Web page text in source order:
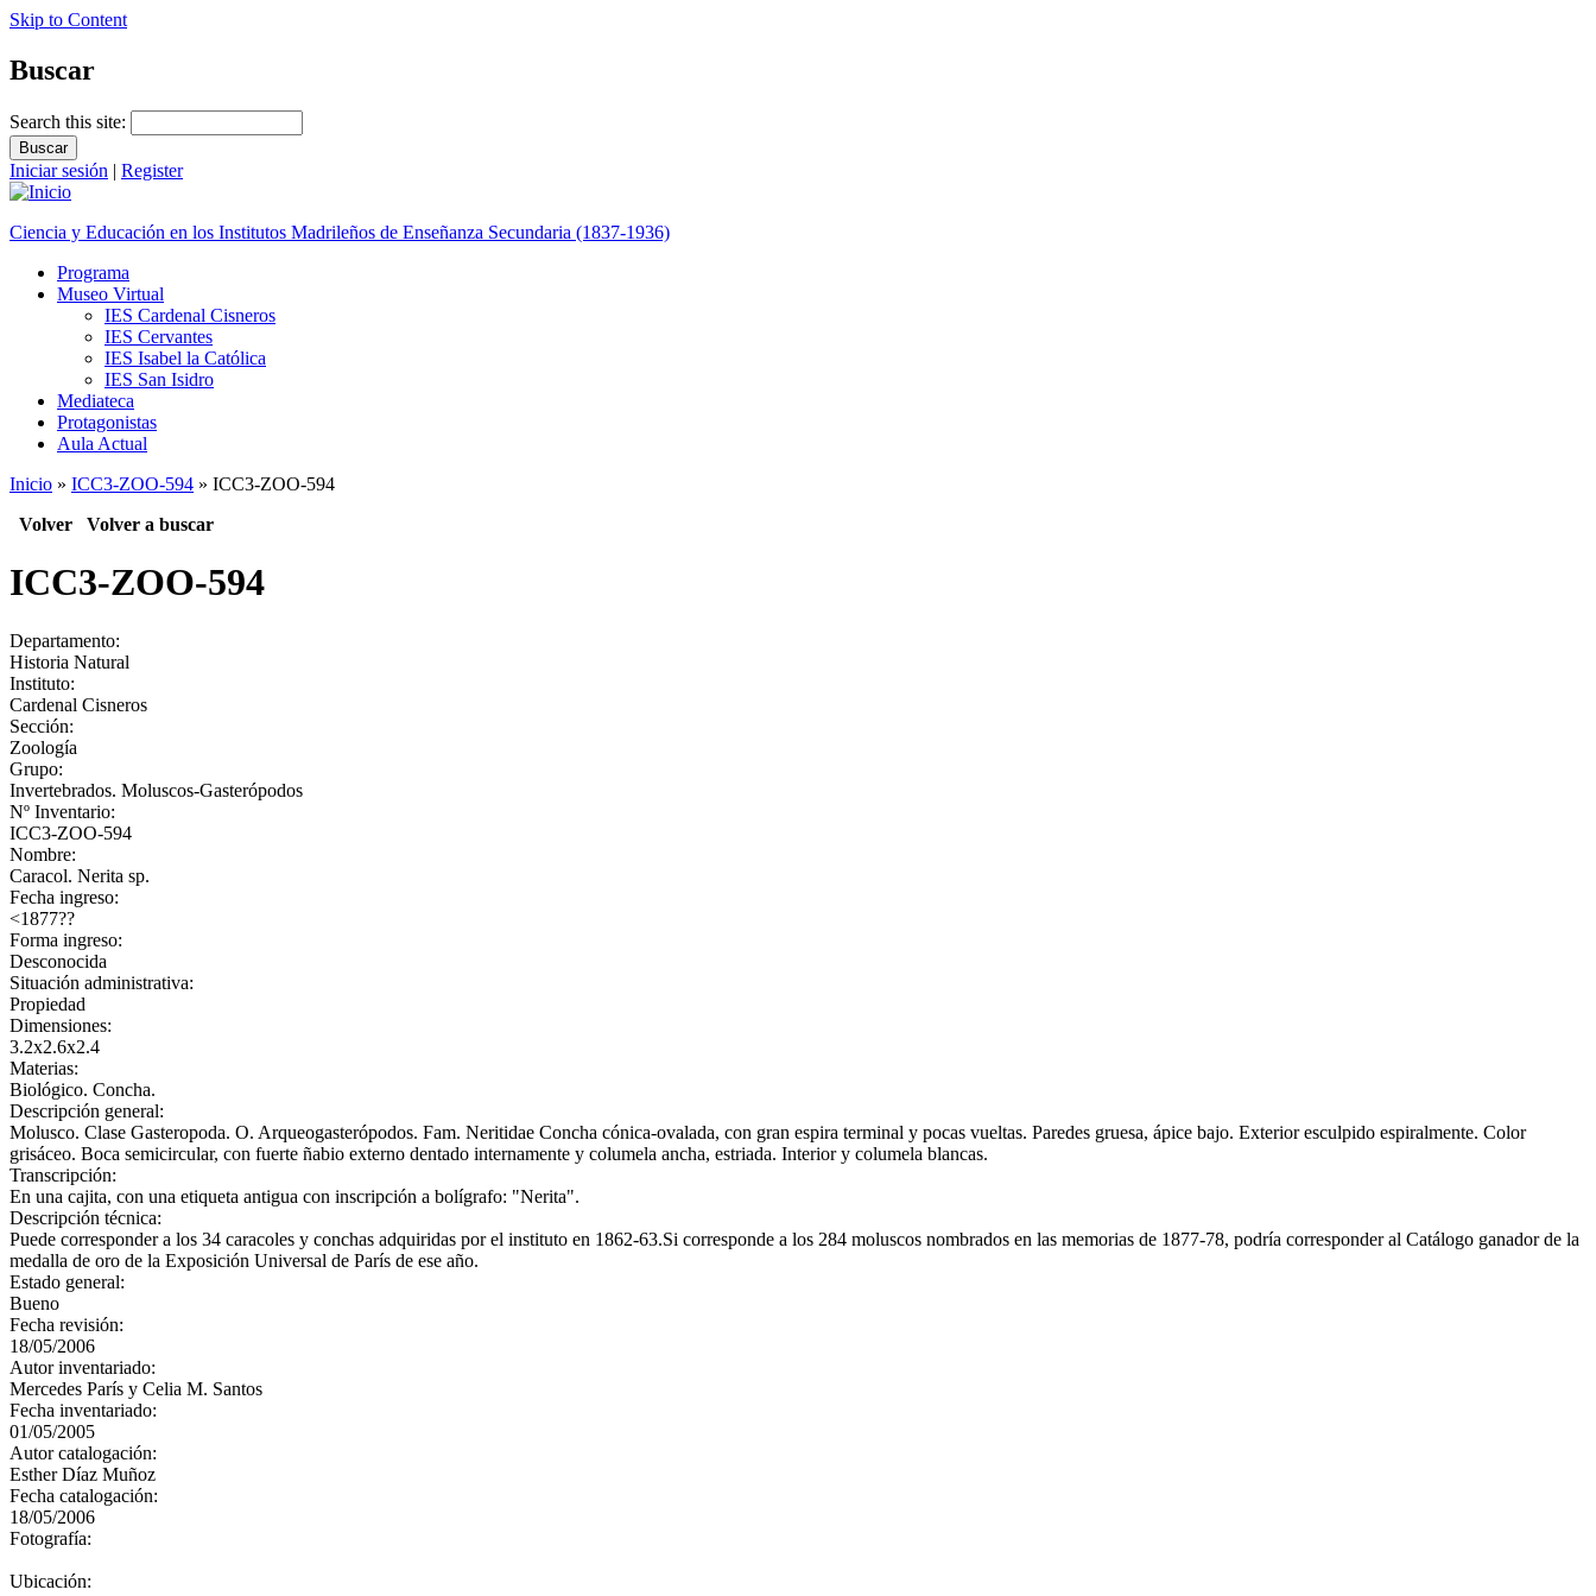
Skip to Content
Buscar
Search this site:
Iniciar sesión | Register
Ciencia y Educación en los Institutos Madrileños de Enseñanza Secundaria (1837-1936)
Programa
Museo Virtual
IES Cardenal Cisneros
IES Cervantes
IES Isabel la Católica
IES San Isidro
Mediateca
Protagonistas
Aula Actual
Inicio » ICC3-ZOO-594 » ICC3-ZOO-594
Volver Volver a buscar
ICC3-ZOO-594
Departamento:
Historia Natural
Instituto:
Cardenal Cisneros
Sección:
Zoología
Grupo:
Invertebrados. Moluscos-Gasterópodos
Nº Inventario:
ICC3-ZOO-594
Nombre:
Caracol. Nerita sp.
Fecha ingreso:
<1877??
Forma ingreso:
Desconocida
Situación administrativa:
Propiedad
Dimensiones:
3.2x2.6x2.4
Materias:
Biológico. Concha.
Descripción general:
Molusco. Clase Gasteropoda. O. Arqueogasterópodos. Fam. Neritidae Concha cónica-ovalada, con gran espira terminal y pocas vueltas. Paredes gruesa, ápice bajo. Exterior esculpido espiralmente. Color
grisáceo. Boca semicircular, con fuerte ñabio externo dentado internamente y columela ancha, estriada. Interior y columela blancas.
Transcripción:
En una cajita, con una etiqueta antigua con inscripción a bolígrafo: "Nerita".
Descripción técnica:
Puede corresponder a los 34 caracoles y conchas adquiridas por el instituto en 1862-63.Si corresponde a los 284 moluscos nombrados en las memorias de 1877-78, podría corresponder al Catálogo ganador de la
medalla de oro de la Exposición Universal de París de ese año.
Estado general:
Bueno
Fecha revisión:
18/05/2006
Autor inventariado:
Mercedes París y Celia M. Santos
Fecha inventariado:
01/05/2005
Autor catalogación:
Esther Díaz Muñoz
Fecha catalogación:
18/05/2006
Fotografía:
Ubicación: